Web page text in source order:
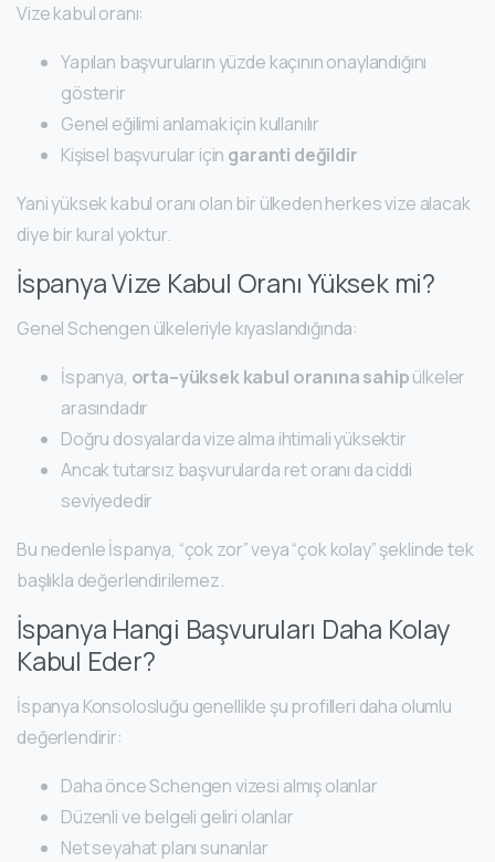
Vize kabul oranı:
Yapılan başvuruların yüzde kaçının onaylandığını
gösterir
Genel eğilimi anlamak için kullanılır
Kişisel başvurular için garanti değildir
Yani yüksek kabul oranı olan bir ülkeden herkes vize alacak
diye bir kural yoktur.
İspanya Vize Kabul Oranı Yüksek mi?
Genel Schengen ülkeleriyle kıyaslandığında:
İspanya, orta–yüksek kabul oranına sahipülkeler
arasındadır
Doğru dosyalarda vize alma ihtimali yüksektir
Ancak tutarsız başvurularda ret oranı da ciddi
seviyededir
Bu nedenle İspanya, “çok zor” veya “çok kolay” şeklinde tek
başlıkla değerlendirilemez.
İspanya Hangi Başvuruları Daha Kolay
Kabul Eder?
İspanya Konsolosluğu genellikle şu profilleri daha olumlu
değerlendirir:
Daha önce Schengen vizesi almış olanlar
Düzenli ve belgeli geliri olanlar
Net seyahat planı sunanlar